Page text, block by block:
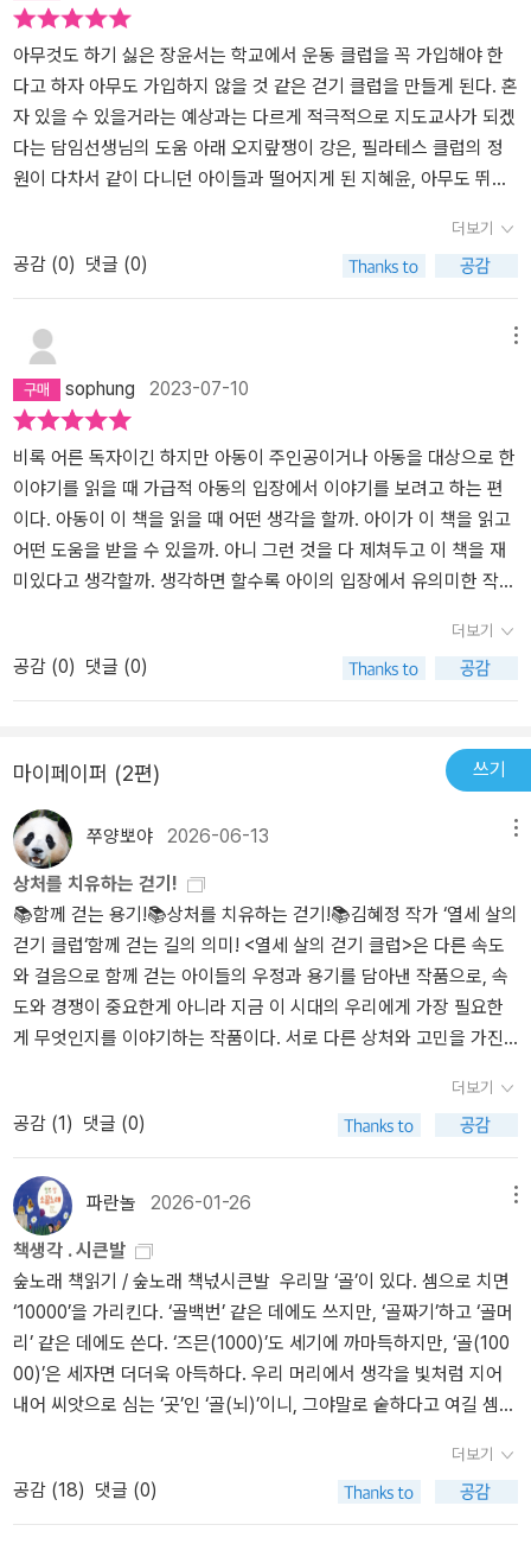
생각이 들었다. 우리 아이들에게도 함께 걸어주는 친구가 있으면 좋
겠다.아이들이 누군가의 시선을 의식하지 않고 자신만의 길을 걸어갈
수 있도록 응원해주는 어른이 되고 싶다.혼자 걸을 때 지치거나 무서
울때 두번 생각하지 않고 포기한다. 친구와 함께 걷는다면 포기보다
는 서로 당겨주고 밀어주며 다시 힘을 낼 수 있을것이다윤서와 강은,
혜윤, 재희처럼 말이다.@sakyejul에서 좋은 책 보내주셔서 잘 읽었
동 무대는 학교 근처 호수공원이 되고, 클럽 소개서를 써서 받은 지원
금까지 타낸 넷은형광노랑 운동화를 신은 아이들로 사람들에게 주목
받게 된다. ​친해지지 못할 것만 같던 넷은여러 일들을 겪으며 서로의
힘이 되어 주고, 함께 나아가는 법을 익힌다. ​아동학대, 영재, 왕따, 고
백..열세 살에게 무슨 고민이 있겠냐고 묻는다면 큰 실례.아이들은 흔
들리며 성장하고 있는 중이다.​나는 여기 있는 캐릭터 중에 강은이와
적극적으로 다른 사람을 도와주는 모습을 왜 오지랖이라고 하는지 모
르겠다. 그렇게 말하는 사람들은 강은이처럼 나서서 도와줄 생각도
없으면서 부정적으로 말하고 대하는 게 마음에 들지 않았다. 그리고
재희를 보면서 겉모습이 다가 아니라는 생각을 했다. (6학년)​가장 인
상 깊은 장면은 혜윤이가 나서서 다른 친구들에게 강은이는 학교 폭
력 가해자가 아니라는 사실을 당당하게 말한 것이었다. 평소 혜윤이
답지는 않아 보였지만, 친구를 위해 친구의 억울함을 밝히는 용기가
대단해 보였기 때문이다. 내가 강은이라면 나는 내가 그런 것이 아니
라고, 그게 사실이 아니라는 걸 더 적극적으로 말했을 것 같다. (4학
년)​<책 읽는 가족>을 하면서 가장 좋은 점이 있다면내 아이들의 생각
을 들여다 볼 수 있다는 것이다. 평소에는 지나는 말처럼아무렇지도
않게 했던 학교 이야기, 자기 이야기가 책을 읽으면더 깊이 있는 마음
일, 정당한 일을 했지만 손가락질 받아야 했던 경우나겉모습만으로
마음 아팠던 일들에 대해서도 솔직하게 이야기 나눌 수 있는 기회가
되었다.​별 것 아닌 것처럼 보이는 일들이 큰 일이 되고는 한다. 짧은
다는 생각을 해본다. 강은이가 밀어준 손가락 하나의 힘처럼그 기억
이 넘어지고, 다치고, 아픈 순간에 떠오른다면 좋겠다는 생각을 해본
다. 그 알 수 없는 힘이 모두에게 있으면 좋겠다. ​
아무것도 하기 싫은 장윤서는 학교에서 운동 클럽을 꼭 가입해야 한
다고 하자 아무도 가입하지 않을 것 같은 걷기 클럽을 만들게 된다. 혼
자 있을 수 있을거라는 예상과는 다르게 적극적으로 지도교사가 되겠
다는 담임선생님의 도움 아래 오지랖쟁이 강은, 필라테스 클럽의 정
원이 다차서 같이 다니던 아이들과 떨어지게 된 지혜윤, 아무도 뛰는
위해 밴드를 만들고 클럽장은 성이 장씨인 윤서가 맡게 된다. 성이 장
씨라서 어쩔 수 없다는 논리적인 이유로. 그렇게 운동장을 걷기 시작
한 걷기 클럽은 여름 방학때 호수 공원을 걷고 둘레길을 걸으며 각자
마음 속에 있던 이야기들을 풀어 놓기 시작한다. 아무런 의욕도 없고
하고 싶은 건 없어 보였던 윤서는 가정 폭력을 당하던 가장 친한 친구
채민이가 아무에게도 알리지 말아달라던 부탁이 마음에 걸리면서도
엄마에게 이야기하고 그로 인해 엄마와 떨어져 살게 된 채민이는 용
서하지 못한다는 말을 남기고 떠난다. 윤서는 친한 친구를 배신했기
때문에 다른 친구를 사귀고 재미있게 지낼 자격이 없다고 생각한다.
오지랖쟁이 강은은 주변에 모든 친구들에게 오지랖을 부린다. 자신이
도와줄 수 있는 일은 당연히 도와야 한다고 생각한다. 학교 폭력을 당
하던 아이를 도우려다 오히려 가해자로 몰려 전학을 오게 됐지만 그
런 친구들에게 왜 그러냐고 말하는 건 어려운 것 같다. 재희는 통통한
자기 몸이 싫지 않다. 그런데 좋아하는 친구가 생기니 자신의 몸이 보
은 매력이 없는 거 같아서다. 4명의 친구들은 천천히, 같이 혹은 따로
걷기도 하고 빨리 걷는 친구의 뒤를 보면서 걷기도 한다. 힘들어 하는
친구의 등에 손가락 하나만 대도 힘이 된다는 사실을 나눈다. 윤서보
다 한 살 더 많을 때였나 무작정 걸을 때가 있었다. 지하철역을 하나에
서 둘 혹은 세 개를 지나 걸어갔다가 다시 되돌아오며 무슨 생각을 했
었나. 그 때, 옆에 다른 친구들과 이야기 나누면서 걸었다면 뭔가 달라
지는 것도 있었을지 모르지만, 요새 말하는 중2병의 고독을 씹으며
걸었던 그때의 생각들과 감정들이 지금의 내가 되는데 한 축을 담당
하긴 했을테다. 걷는다는 것은 그냥 앉아서 생각하는 것과는 또 다른
것 같다. 앉아서 생각할때보다 생각의 흐름이 빨라진다고 해야 하나?
는 누군가의 말이 근거 없는 말은 아닐 지도 모르겠다. 걷기 클럽 친구
들은 마음이란 하나가 아니라 여러개가 같이 있을수도 있을 만큼 복
잡하다는 것, 친구에게 먼저 다가갈 수 있는 용기, 자신의 마음을 솔직
하게 표현하는 법, 자신을 있는 그대로 받아들이고 더 나은 자신을 기
대하는 법, 힘들 때 다른 친구에게 기대는 법을 배우며 열 세 살의 봄,
여름, 가을, 겨울을 지냈고 열네 살을 조금쯤 궁금해한다. 궁금하다는
것은 기대한다는 것과 같지 않을까? 자신의 내일을 궁금해하고 기대
더보기
공감 (0) 댓글 (0)
sophung 2023-07-10
비록 어른 독자이긴 하지만 아동이 주인공이거나 아동을 대상으로 한
이야기를 읽을 때 가급적 아동의 입장에서 이야기를 보려고 하는 편
이다. 아동이 이 책을 읽을 때 어떤 생각을 할까. 아이가 이 책을 읽고
어떤 도움을 받을 수 있을까. 아니 그런 것을 다 제쳐두고 이 책을 재
미있다고 생각할까. 생각하면 할수록 아이의 입장에서 유의미한 작품
이상 작가와 독자는 적게는 이십 여년의 시차를 사이에 두고 있고 어
린이의 시각에서 일단 어른 작가가 아이의 삶을 그럴듯하게 재현하기
는 어려울 것이며 설령 그럴듯하게 어린이의 삶을 재현한다고 해도
재현하기만 한다면 굳이 현실을 놔두고 책을 펼칠 이유가 없기 때문
이다. 그런데 또 어른들은 어린이의 삶에 대해 이러쿵 저러쿵 하면서
이래라 저래라 하기 마련이고 더구나 책은 그러한 가르치고자 하는
욕망, 교훈을 주고자 하는 욕망에서 벗어나기 힘들다. 만만하지 않은
어린이 독자는 무언가를 가르치려드는 어른 작가를 귀신같이 알아챈
다. 그리고는 또 책을 던져버릴 것이다. 그러나 또 그렇다고 어른이 되
어 아무런 도움이 되지 못한다면 그것은 또 그것대로 어른의 책임을
다했다고 말하기는 어려울 것 같다. 이러한 난처한 상황에서 ‘열세 살
의 걷기 클럽’은 아주 솜씨 좋게 이야기를 풀어가는 책이다. 열세 살의
모든 고민을 다룰 수는 없지만 적어도 어른이 보기에 아이들이 마음
트로서 아이들이 가진 고민을 담담하면서도 씩씩하게 풀어갈 뿐이다.
로 할 수도 있는 운동이다. 정해진 구간이 있지만 꼭 완주를 할 필요도
없고 특별한 기술이 필요한 것도 아니다. 누구나 할 수 있는 가장 기본
적인 신체 기능으로도 할 수 있는 걷기라는 운동은 그래서 누구에게
나 언제든지 열려있다. 친한 친구와 헤어진 뒤로 다시는 친구를 사귀
지 못할 것 같았던 윤서, 오지랖쟁이 강은, 무리에 끼고 싶지만 어쩐지
잘 되지 않는 혜윤, 살을 빼고 싶은 재희까지 네 명의 친구들은 각각
다른 이유로 걷기 클럽에 가입하여 걷게 된다. 저마다의 속도로 걷고
싶은 만큼 걷고 걷고 싶지 않을 때는 건너뛰기도 한다. 그 과정에서 각
자가 가진 고민이 드러나고 네 명의 아이들은 서로를 도우며 근심을
지고 있든, 어떤 결론이 나든 옆에서 묵묵히 걸어주는 것이 이 책의 매
더보기
공감 (0) 댓글 (0)
마이페이퍼 (2편) 쓰기
쭈양뽀야 2026-06-13
상처를 치유하는 걷기!
📚함께 걷는 용기!📚상처를 치유하는 걷기!📚김혜정 작가 ‘열세 살의
걷기 클럽‘함께 걷는 길의 의미! <열세 살의 걷기 클럽>은 다른 속도
와 걸음으로 함께 걷는 아이들의 우정과 용기를 담아낸 작품으로, 속
도와 경쟁이 중요한게 아니라 지금 이 시대의 우리에게 가장 필요한
게 무엇인지를 이야기하는 작품이다. 서로 다른 상처와 고민을 가진
이 작품은 경쟁보다 함께 걷는 의미를 그려낸 따뜻한 성장 동화로, 초
등뿐만 아니라 성인들도 읽으면 좋은 작품이다. 주인공 윤서는 전학
생으로 학교 규칙 때문에 억지로 운동 클럽에 가입해야 한다. 그리고
가입하자 마자 창설된 클럽이 바로 걷기 클럽이다. 여기서 윤서는 강
은, 혜윤, 재희를 만나게 된다. 이 4명은 서로 함께 걸으면서, 서로의
이야기를 나누게 되고, 특별한 경험을 함께 하면서 성장하게 된다.빠
르게 변화하고 있는 10대들의 일상과 마음을 이야기하는 이 작품은
오룻이 두 발을 내디뎌 괴로운 어제와 만만치 않은 오늘을 당당하게
걸어가는 4명의 아이들의 모습을 보면서 경쟁 대신 함께 느린 속도로
걷는 것이 꾸준히 나아갈 수 있는 길이라는 것을 배우게 된다. 서로 다
른 상처를 가진 아이들이 걷기를 통해 진정한 마음을 열게 되고, 진정
어주면서 마음의 상처를 회복하는 모습을 통해 우리는 혼자가 아닌
함께 걸어가는 연대의 힘이 얼마나 대단한지를 깨닫게 된다.이 작품
은 윤서의 변화를 중점으로 그려낸다. 걷기 클럽 활동을 하면서 조금
더보기
공감 (1) 댓글 (0)
파란놀 2026-01-26
책생각 . 시큰발
숲노래 책읽기 / 숲노래 책넋시큰발 우리말 ‘골’이 있다. 셈으로 치면
‘10000’을 가리킨다. ‘골백번’ 같은 데에도 쓰지만, ‘골짜기’하고 ‘골머
리’ 같은 데에도 쓴다. ‘즈믄(1000)’도 세기에 까마득하지만, ‘골(100
00)’은 세자면 더더욱 아득하다. 우리 머리에서 생각을 빛처럼 지어
내어 씨앗으로 심는 ‘곳’인 ‘골(뇌)’이니, 그야말로 숱하다고 여길 셈값
‘고루’를 줄인 얼개라고 볼 만하다. 아프거나 괴롭다는 ‘골골’은 ‘곯
다’나 ‘곪다’랑 맞물린다. ‘골짜기·골머리·골고루’라는 낱말로 잇는
‘골’은 ‘고을’을 줄인 낱말이면서 ‘곳’을 거쳐서 ‘곱다’와 ‘곰’과 ‘고요’로
더보기
공감 (18) 댓글 (0)